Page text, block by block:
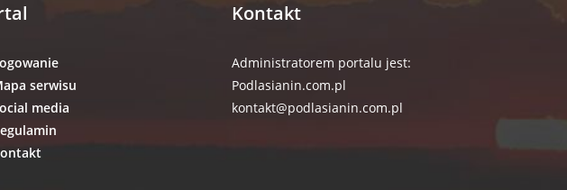
serwisu
media
Kontakt
Administratorem portalu jest:
Podlasianin.com.pl
kontakt@podlasianin.com.pl